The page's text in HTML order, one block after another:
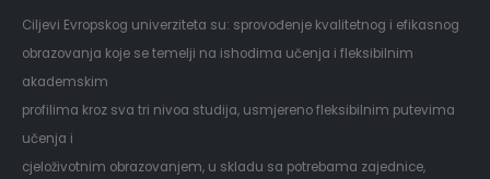
Ciljevi Evropskog univerziteta su: sprovođenje kvalitetnog i efikasnog
obrazovanja koje se temelji na ishodima učenja i fleksibilnim
akademskim
profilima kroz sva tri nivoa studija, usmjereno fleksibilnim putevima
učenja i
cjeloživotnim obrazovanjem, u skladu sa potrebama zajednice,